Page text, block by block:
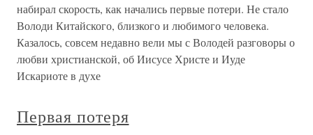
набирал скорость, как начались первые потери. Не стало
Володи Китайского, близкого и любимого человека.
Казалось, совсем недавно вели мы с Володей разговоры о
любви христианской, об Иисусе Христе и Иуде
Искариоте в духе
Первая потеря